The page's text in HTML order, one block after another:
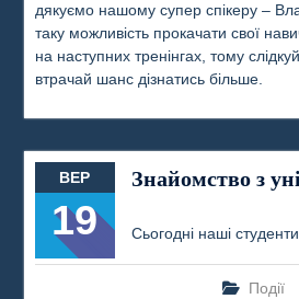
дякуємо нашому супер спікеру –
таку можливість прокачати свої
на наступних тренінгах, тому
втрачай шанс дізнатись більше.
ВЕР
19
Знайомство з
Події
Сьогодні наші